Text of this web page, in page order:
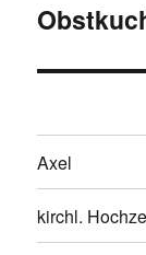
Nächster
Axel
kirchl.